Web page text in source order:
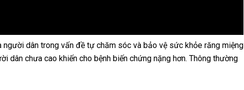
người dân trong vấn đề tự chăm sóc và bảo vệ sức khỏe răng miệng
dân chưa cao khiến cho bệnh biến chứng nặng hơn. Thông thường